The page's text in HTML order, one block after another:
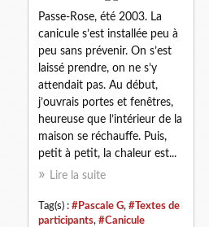
Passe-Rose, été 2003. La
canicule s’est installée peu à
peu sans prévenir. On s’est
laissé prendre, on ne s’y
attendait pas. Au début,
j’ouvrais portes et fenêtres,
heureuse que l’intérieur de la
maison se réchauffe. Puis,
petit à petit, la chaleur est...
Lire la suite
Tag(s) : #Pascale G, #Textes de
participants, #Canicule